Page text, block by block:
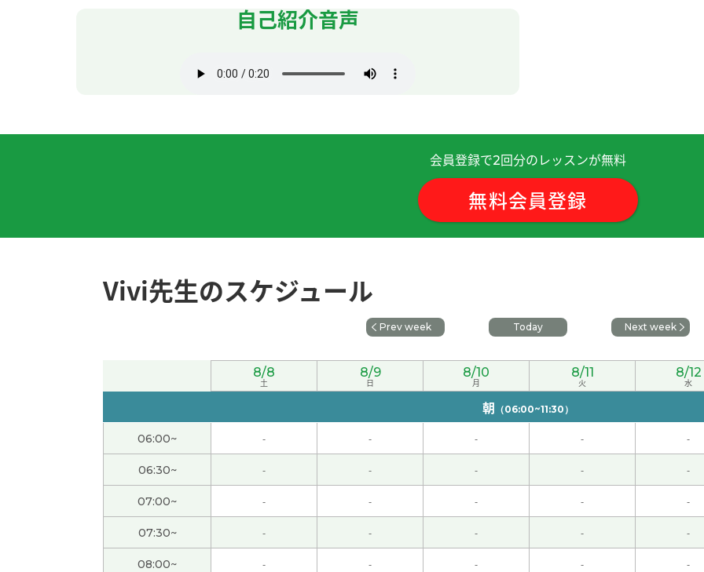
谢谢您的课。您用很多例句说明课本。很感谢您。我一般是不唱红脸、不唱白脸。不唱红脸。我经常演一般的
( 60代 男性 )
谢谢您的课。我期待着世界杯的总决赛。下次在聊一聊吧。( 50代 男性 )
日本人很少吃淡水鱼可能应为周围都是海的原因吧，我还是爱吃中国的鱼类！
谢谢您的课。十多年前中国的海归很有名。可是、最近、世界上不景气。失业率也很高。我希望经济渐渐地好
谢谢您的课。我在单位里几乎没看过肿脸充胖子的人。假装只有表面的人最后被看破了。下次也请多关照。(
你给我的音频中的生词我都放到我词库里，天天复习这样的。( 60代 男性 )
台风马上来。你也注意一下，下次见
皮蛋多好吃啊！接受不了不了的人应该想多了吧，就是腐烂的鸡蛋😊( 60代 男性 )
谢谢您的课。世界上的灾害肯定是地球温暖化等的原因的吧。互相要注意避免灾害。下次也请多关照。( 50代
自己紹介音声
会員登録で2回分のレッスンが無料
無料会員登録
Vivi先生のスケジュール
Prev week Today Next week
8/8
土
8/9
日
8/10
月
8/11
火
8/12
水
朝 （06:00~11:30）
06:00~ - - - - -
06:30~ - - - - -
07:00~ - - - - -
07:30~ - - - - -
08:00~ - - - - -